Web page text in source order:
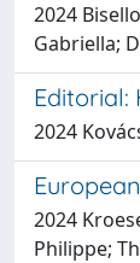
2024
Gabriella;
Editorial:
2024
2024
Philippe;